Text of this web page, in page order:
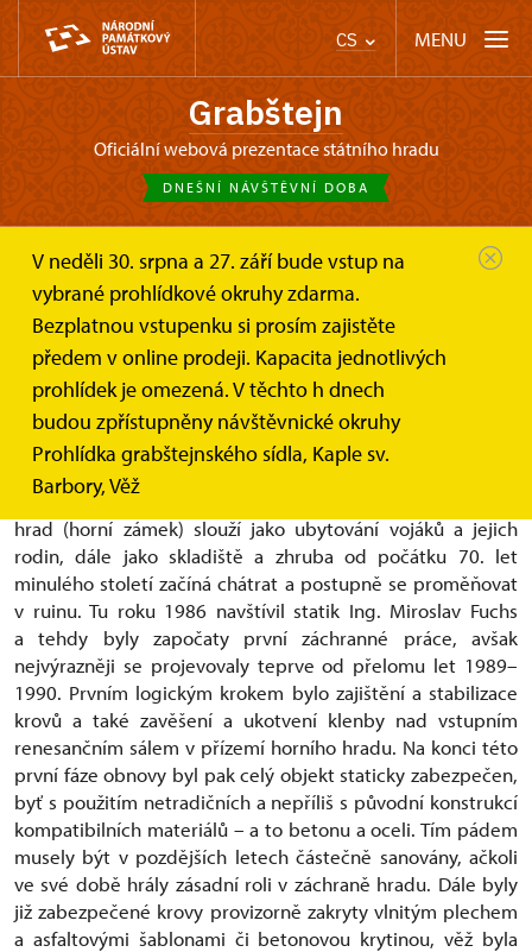
CS MENU
Grabštejn
oficiální webová prezentace státního hradu
DNEŠNÍ NÁVŠTĚVNÍ DOBA
V neděli 30. srpna a 27. září bude vstup na
vybrané prohlídkové okruhy zdarma.
Bezplatnou vstupenku si prosím zajistěte
předem v online prodeji. Kapacita jednotlivých
prohlídek je omezená. V těchto h dnech
budou zpřístupněny návštěvnické okruhy
Prohlídka grabštejnského sídla, Kaple sv.
Barbory, Věž
Grabštejn O hradu Obnova hradu
Obnova hradu 1990-2010
aneb od ruiny k národní kulturní památce
Grabštejnský hradozámecký areál se po
druhé světové válce stává součástí vojenského prostoru,
hrad (horní zámek) slouží jako ubytování vojáků a jejich
rodin, dále jako skladiště a zhruba od počátku 70. let
minulého století začíná chátrat a postupně se proměňovat
v ruinu. Tu roku 1986 navštívil statik Ing. Miroslav Fuchs
a tehdy byly započaty první záchranné práce, avšak
nejvýrazněji se projevovaly teprve od přelomu let 1989–
1990. Prvním logickým krokem bylo zajištění a stabilizace
krovů a také zavěšení a ukotvení klenby nad vstupním
renesančním sálem v přízemí horního hradu. Na konci této
první fáze obnovy byl pak celý objekt staticky zabezpečen,
byť s použitím netradičních a nepříliš s původní konstrukcí
kompatibilních materiálů – a to betonu a oceli. Tím pádem
musely být v pozdějších letech částečně sanovány, ačkoli
ve své době hrály zásadní roli v záchraně hradu. Dále byly
již zabezpečené krovy provizorně zakryty vlnitým plechem
a asfaltovými šablonami či betonovou krytinou, věž byla